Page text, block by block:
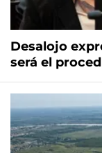
Desalojo
será el